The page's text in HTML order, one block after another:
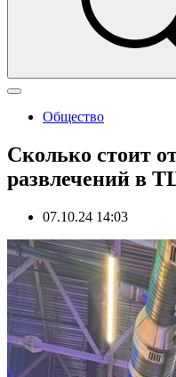
Общество
Сколько стоит
развлечений в
07.10.24 14:03